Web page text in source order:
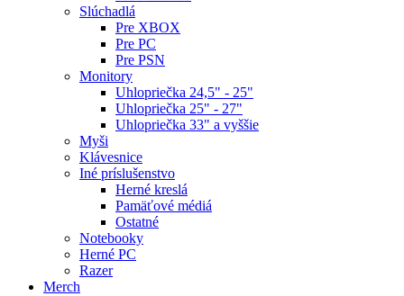
Slúchadlá
Pre XBOX
Pre PC
Pre PSN
Monitory
Uhlopriečka 24,5" - 25"
Uhlopriečka 25" - 27"
Uhlopriečka 33" a vyššie
Myši
Klávesnice
Iné príslušenstvo
Herné kreslá
Pamäťové médiá
Ostatné
Notebooky
Herné PC
Razer
Merch